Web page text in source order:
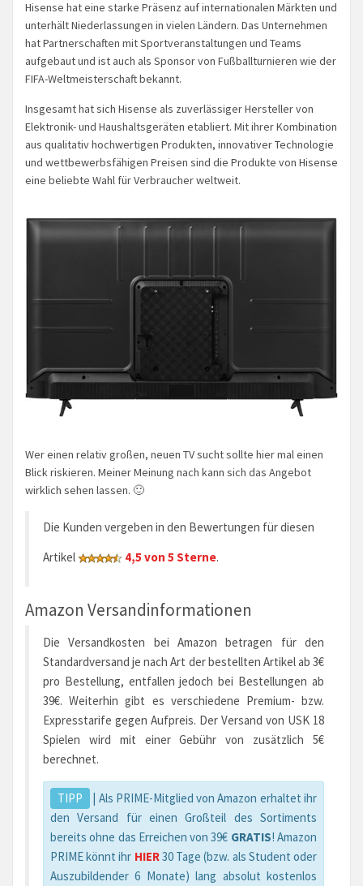
Hisense hat eine starke Präsenz auf internationalen Märkten und
unterhält Niederlassungen in vielen Ländern. Das Unternehmen
hat Partnerschaften mit Sportveranstaltungen und Teams
aufgebaut und ist auch als Sponsor von Fußballturnieren wie der
FIFA-Weltmeisterschaft bekannt.
Insgesamt hat sich Hisense als zuverlässiger Hersteller von
Elektronik- und Haushaltsgeräten etabliert. Mit ihrer Kombination
aus qualitativ hochwertigen Produkten, innovativer Technologie
und wettbewerbsfähigen Preisen sind die Produkte von Hisense
eine beliebte Wahl für Verbraucher weltweit.
Wer einen relativ großen, neuen TV sucht sollte hier mal einen
Blick riskieren. Meiner Meinung nach kann sich das Angebot
wirklich sehen lassen. 🙂
Die Kunden vergeben in den Bewertungen für diesen
Artikel
4,5 von 5 Sterne.
Amazon Versandinformationen
Die Versandkosten bei Amazon betragen für den
Standardversand je nach Art der bestellten Artikel ab 3€
pro Bestellung, entfallen jedoch bei Bestellungen ab
39€. Weiterhin gibt es verschiedene Premium- bzw.
Expresstarife gegen Aufpreis. Der Versand von USK 18
Spielen wird mit einer Gebühr von zusätzlich 5€
berechnet.
TIPP
| Als PRIME-Mitglied von Amazon erhaltet ihr
den Versand für einen Großteil des Sortiments
bereits ohne das Erreichen von 39€ GRATIS! Amazon
PRIME könnt ihr HIER30 Tage (bzw. als Student oder
Auszubildender 6 Monate) lang absolut kostenlos